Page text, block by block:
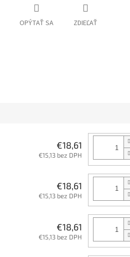
OPÝTAŤ SA ZDIEĽAŤ
€18,61
€15,13 bez DPH
€18,61
€15,13 bez DPH
€18,61
€15,13 bez DPH